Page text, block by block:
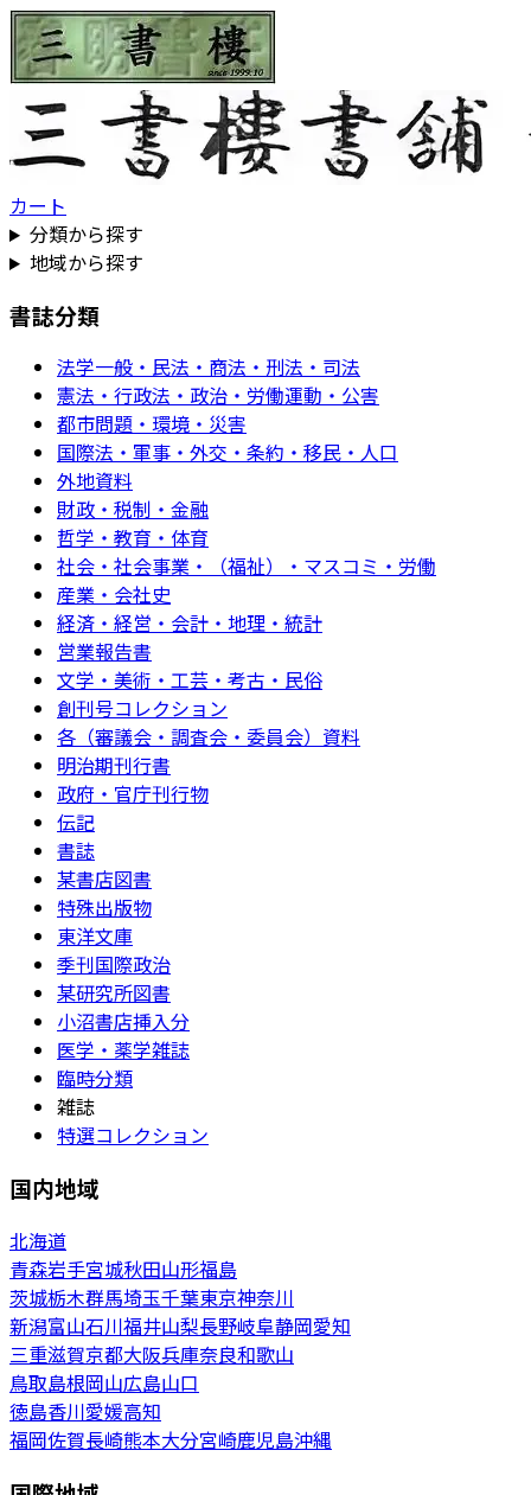
カート
分類から探す
地域から探す
書誌分類
法学一般・民法・商法・刑法・司法
憲法・行政法・政治・労働運動・公害
都市問題・環境・災害
国際法・軍事・外交・条約・移民・人口
外地資料
財政・税制・金融
哲学・教育・体育
社会・社会事業・（福祉）・マスコミ・労働
産業・会社史
経済・経営・会計・地理・統計
営業報告書
文学・美術・工芸・考古・民俗
創刊号コレクション
各（審議会・調査会・委員会）資料
明治期刊行書
政府・官庁刊行物
伝記
書誌
某書店図書
特殊出版物
東洋文庫
季刊国際政治
某研究所図書
小沼書店挿入分
医学・薬学雑誌
臨時分類
雑誌
特選コレクション
国内地域
北海道
青森岩手宮城秋田山形福島
茨城栃木群馬埼玉千葉東京神奈川
新潟富山石川福井山梨長野岐阜静岡愛知
三重滋賀京都大阪兵庫奈良和歌山
鳥取島根岡山広島山口
徳島香川愛媛高知
福岡佐賀長崎熊本大分宮崎鹿児島沖縄